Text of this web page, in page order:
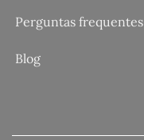
Perguntas frequentes
Blog